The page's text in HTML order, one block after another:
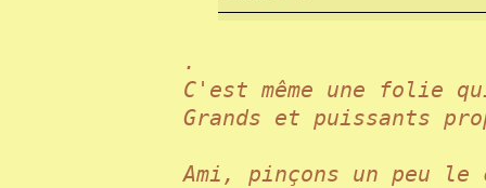
.
C'est même une folie
Grands et puissants
Ami, pinçons un peu